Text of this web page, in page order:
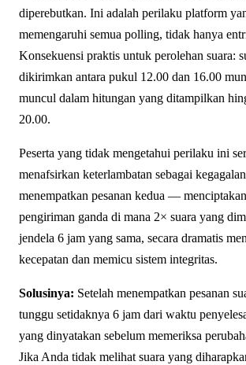
diperebutkan. Ini adalah perilaku platform
memengaruhi semua polling, tidak hanya
Konsekuensi praktis untuk perolehan suara:
dikirimkan antara pukul 12.00 dan 16.00
muncul dalam hitungan yang ditampilkan
20.00.
Peserta yang tidak mengetahui perilaku ini
menafsirkan keterlambatan sebagai
menempatkan pesanan kedua —
pengiriman ganda di mana 2× suara yang
jendela 6 jam yang sama, secara dramatis
kecepatan dan memicu sistem integritas.
Solusinya: Setelah menempatkan pesanan
tunggu setidaknya 6 jam dari waktu
yang dinyatakan sebelum memeriksa
Jika Anda tidak melihat suara yang